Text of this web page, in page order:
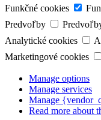
Funkčné cookies
Predvoľby
Analytické cookies
Marketingové cookies
Manage options
Manage services
Manage
Read more about